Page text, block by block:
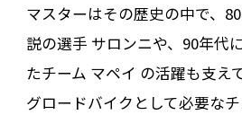
マスターはその歴史の中で、
説の選手 サロンニや、90年代
たチーム マペイ の活躍も支え
グロードバイクとして必要な